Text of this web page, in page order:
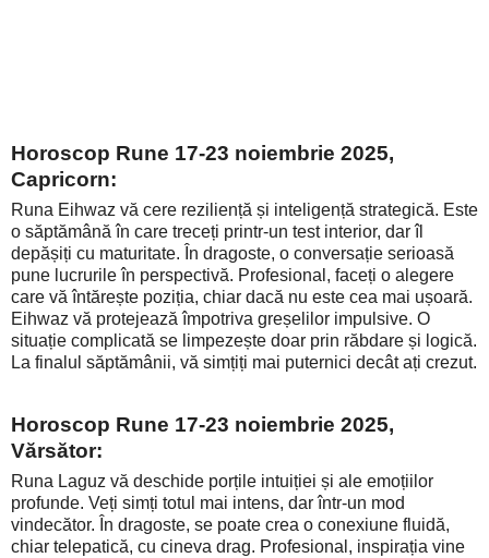
Horoscop Rune 17-23 noiembrie 2025,
Capricorn:
Runa Eihwaz vă cere reziliență și inteligență strategică. Este
o săptămână în care treceți printr-un test interior, dar îl
depășiți cu maturitate. În dragoste, o conversație serioasă
pune lucrurile în perspectivă. Profesional, faceți o alegere
care vă întărește poziția, chiar dacă nu este cea mai ușoară.
Eihwaz vă protejează împotriva greșelilor impulsive. O
situație complicată se limpezește doar prin răbdare și logică.
La finalul săptămânii, vă simțiți mai puternici decât ați crezut.
Horoscop Rune 17-23 noiembrie 2025,
Vărsător:
Runa Laguz vă deschide porțile intuiției și ale emoțiilor
profunde. Veți simți totul mai intens, dar într-un mod
vindecător. În dragoste, se poate crea o conexiune fluidă,
chiar telepatică, cu cineva drag. Profesional, inspirația vine